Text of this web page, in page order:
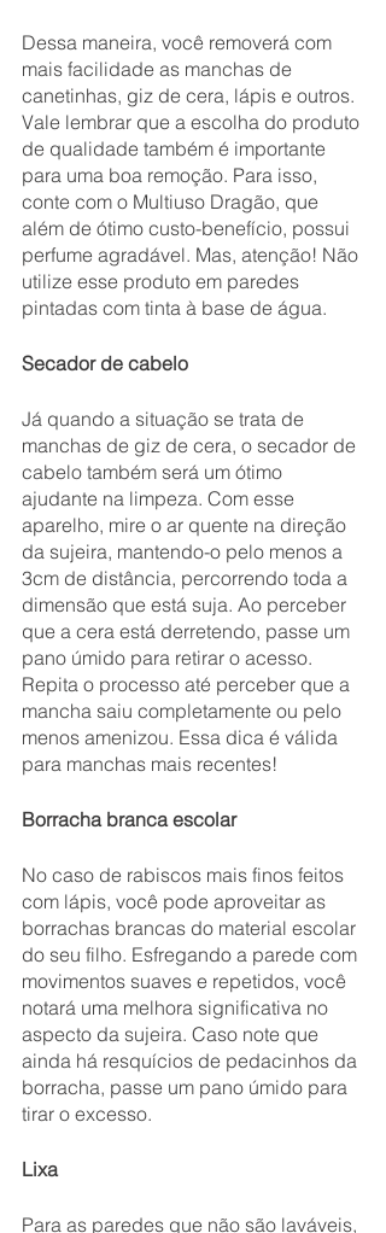
Dessa maneira, você removerá com
mais facilidade as manchas de
canetinhas, giz de cera, lápis e outros.
Vale lembrar que a escolha do produto
de qualidade também é importante
para uma boa remoção. Para isso,
conte com o Multiuso Dragão, que
além de ótimo custo-benefício, possui
perfume agradável. Mas, atenção! Não
utilize esse produto em paredes
pintadas com tinta à base de água.
Secador de cabelo
Já quando a situação se trata de
manchas de giz de cera, o secador de
cabelo também será um ótimo
ajudante na limpeza. Com esse
aparelho, mire o ar quente na direção
da sujeira, mantendo-o pelo menos a
3cm de distância, percorrendo toda a
dimensão que está suja. Ao perceber
que a cera está derretendo, passe um
pano úmido para retirar o acesso.
Repita o processo até perceber que a
mancha saiu completamente ou pelo
menos amenizou. Essa dica é válida
para manchas mais recentes!
Borracha branca escolar
No caso de rabiscos mais finos feitos
com lápis, você pode aproveitar as
borrachas brancas do material escolar
do seu filho. Esfregando a parede com
movimentos suaves e repetidos, você
notará uma melhora significativa no
aspecto da sujeira. Caso note que
ainda há resquícios de pedacinhos da
borracha, passe um pano úmido para
tirar o excesso.
Lixa
Para as paredes que não são laváveis,